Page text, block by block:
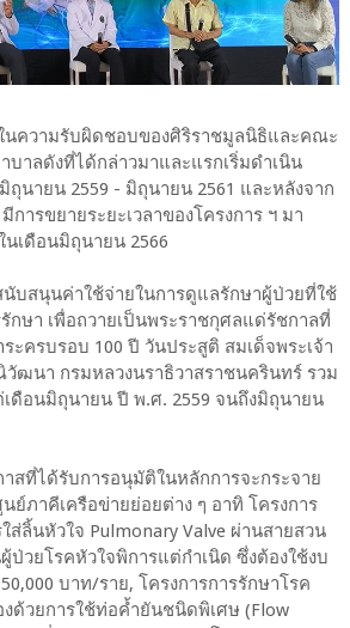
นความรับผิดชอบของศิริราชมูลนิธิและคณะ
าลดังที่ได้กล่าวมาและแรกเริ่มดำเนิน
ถุนายน 2559 - มิถุนายน 2561 และหลังจาก
การขยายระยะเวลาของโครงการ ฯ มา
นเดือนมิถุนายน 2566
บสนุนค่าใช้จ่ายในการดูแลรักษาผู้ป่วยที่ใช้
กษา เพื่อถวายเป็นพระราชกุศลแด่รัชกาลที่
ะครบรอบ 100 ปี วันประสูติ สมเด็จพระเจ้า
วัฒนา กรมหลวงนราธิวาสราชนครินทร์ รวม
เดือนมิถุนายน ปี พ.ศ. 2559 จนถึงมิถุนายน
สที่ได้รับการอนุมัติในหลักการจะกระจาย
ย์ภาคีเครือข่ายย่อยต่าง ๆ อาทิ โครงการ
ส่ลิ้นหัวใจ Pulmonary Valve ผ่านสายสวน
ป่วยโรคหัวใจพิการแต่กำเนิด ซึ่งต้องใช้งบ
บาท/ราย, โครงการการรักษาโรค
ด้วยการใช้ท่อค้ำยันชนิดพิเศษ (Flow